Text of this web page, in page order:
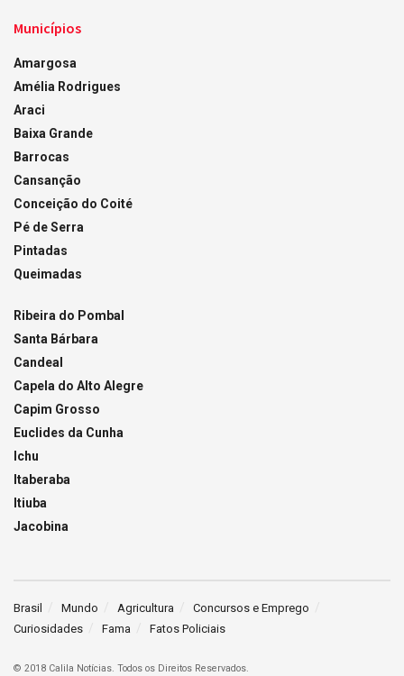
Municípios
Amargosa
Amélia Rodrigues
Araci
Baixa Grande
Barrocas
Cansanção
Conceição do Coité
Pé de Serra
Pintadas
Queimadas
Ribeira do Pombal
Santa Bárbara
Candeal
Capela do Alto Alegre
Capim Grosso
Euclides da Cunha
Ichu
Itaberaba
Itiuba
Jacobina
Brasil Mundo Agricultura
Concursos e Emprego
Curiosidades
Fama Fatos Policiais
© 2018 Calila Notícias. Todos os Direitos Reservados.